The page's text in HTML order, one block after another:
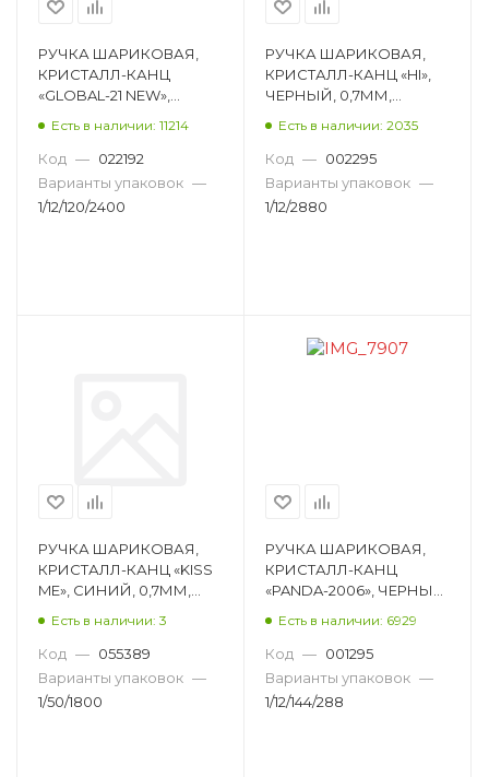
РУЧКА ШАРИКОВАЯ,
КРИСТАЛЛ-КАНЦ
«GLOBAL-21 NEW»,
ПИШУЩИЙ УЗЕЛ
ПУЛЕВИ E20-2633
Есть в наличии: 11214
Код — 022192
Варианты упаковок —
1/12/120/2400
РУЧКА ШАРИКОВАЯ,
КРИСТАЛЛ-КАНЦ «HI»,
ЧЕРНЫЙ, 0,7ММ,
Есть в наличии: 2035
Код — 002295
Варианты упаковок —
1/12/2880
РУЧКА ШАРИКОВАЯ,
КРИСТАЛЛ-КАНЦ «KISS
ME», СИНИЙ, 0,7ММ,
Есть в наличии: 3
Код — 055389
Варианты упаковок —
1/50/1800
РУЧКА ШАРИКОВАЯ,
КРИСТАЛЛ-КАНЦ
«PANDA-2006», ЧЕРНЫЙ,
E20-3949
Есть в наличии: 6929
Код — 001295
Варианты упаковок —
1/12/144/288